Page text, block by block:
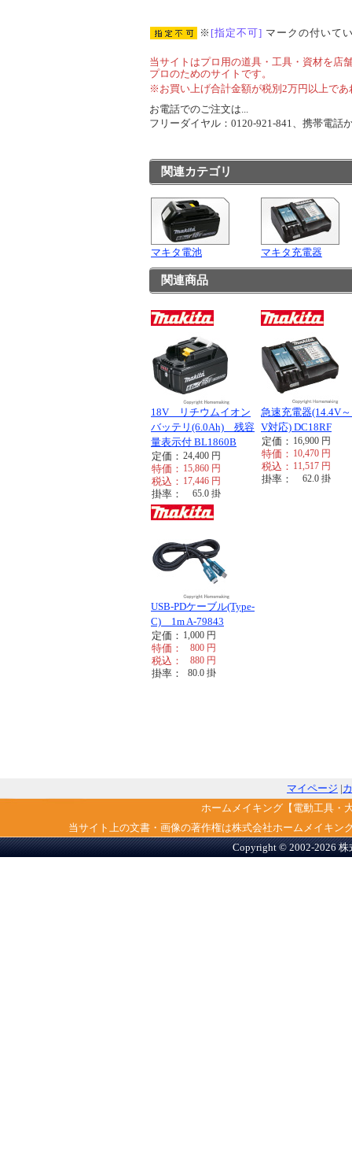
※ [指定不可] マークの付いて
当サイトはプロ用の道具・工具・資材を店
プロのためのサイトです。
※お買い上げ合計金額が税別2万円以上で
お電話でのご注文は...
フリーダイヤル：0120-921-841、携帯電
関連カテゴリ
マキタ電池 マキタ充電器
関連商品
18V リチウムイオン
バッテリ(6.0Ah) 残容
量表示付 BL1860B
定価： 24,400 円
特価： 15,860 円
税込： 17,446 円
掛率： 65.0 掛
急速充電器(14.4V
V対応) DC18RF
定価： 16,900 円
特価： 10,470 円
税込： 11,517 円
掛率： 62.0 掛
USB-PDケーブル(Type-
C) 1m A-79843
定価： 1,000 円
特価： 800 円
税込： 880 円
掛率： 80.0 掛
マイページ |
ホームメイキング【電動工具・
当サイト上の文書・画像の著作権は株式会社ホームメイキ
Copyright © 2002-2026